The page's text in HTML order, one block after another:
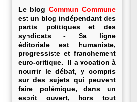
Le blog Commun Commune
est un blog indépendant des
partis politiques et des
syndicats - Sa ligne
éditoriale est humaniste,
progressiste et franchement
euro-critique. Il a vocation à
nourrir le débat, y compris
sur des sujets qui peuvent
faire polémique, dans un
esprit ouvert, hors tout